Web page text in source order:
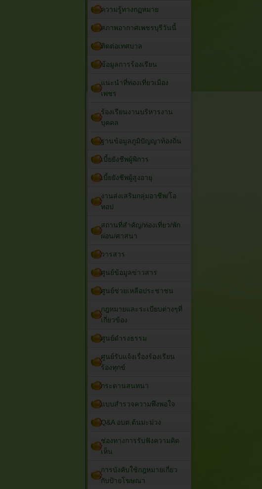
ความรู้ทางกฏหมาย
สภาพอากาศเพชรบุรีวันนี้
ติดต่อเทศบาล
ข้อมูลการร้องเรียน
แนะนำที่ท่องเที่ยวเมือง
เพชร
ร้องเรียนงานบริหารงาน
บุคคล
ฐานข้อมูลภูมิปัญญาท้องถิ่น
เบี้ยยังชีพผู้พิการ
เบี้ยยังชีพผู้สูงอายุ
งานส่งเสริมกลุ่มอาชีพ/โอ
ทอป
สถานที่สำคัญ/ท่องเที่ยว/พัก
ผ่อน/ศาสนา
วารสาร
ศูนย์ข้อมูลข่าวสาร
ศูนย์ช่วยเหลือประชาชน
กฎหมายและระเบียบต่างๆที่
เกี่ยวข้อง
ศูนย์ดำรงธรรม
ศูนย์รับแจ้งเรื่องร้องเรียน
ร้องทุกข์
กระดานสนทนา
แบบสำรวจความพึงพอใจ
Q&A อบต.ต้นมะม่วง
ช่องทางการรับฟังความคิด
เห็น
การบังคับใช้กฎหมายเกี่ยว
กับป้ายโฆษณา